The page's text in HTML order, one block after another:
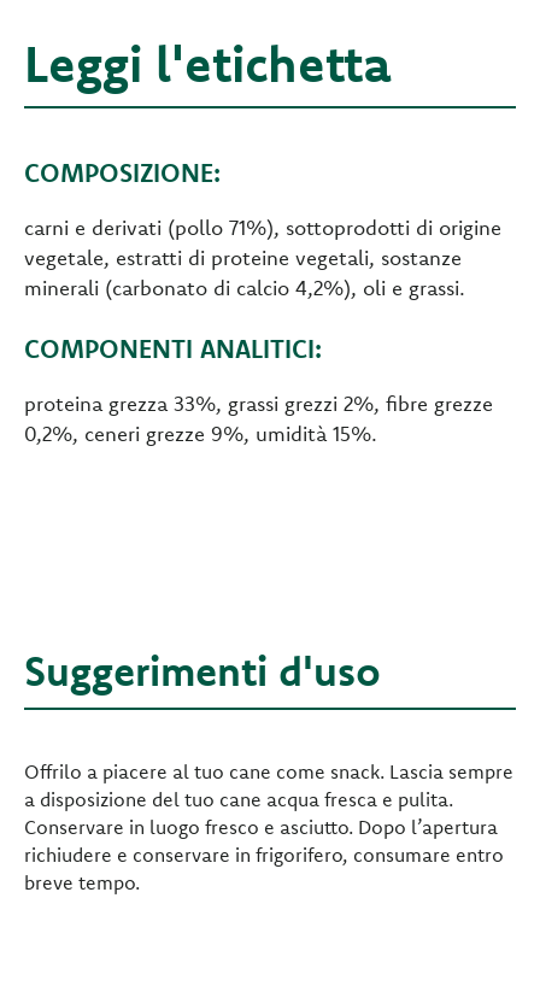
Leggi l'etichetta
COMPOSIZIONE:
carni e derivati (pollo 71%), sottoprodotti di origine
vegetale, estratti di proteine vegetali, sostanze
minerali (carbonato di calcio 4,2%), oli e grassi.
COMPONENTI ANALITICI:
proteina grezza 33%, grassi grezzi 2%, fibre grezze
0,2%, ceneri grezze 9%, umidità 15%.
Suggerimenti d'uso
Offrilo a piacere al tuo cane come snack. Lascia sempre
a disposizione del tuo cane acqua fresca e pulita.
Conservare in luogo fresco e asciutto. Dopo l’apertura
richiudere e conservare in frigorifero, consumare entro
breve tempo.